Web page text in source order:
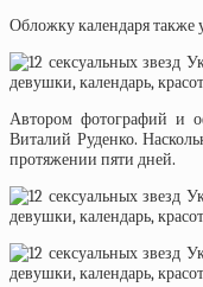
Обложку календаря также
Автором фотографий и
Виталий Руденко.
протяжении пяти дней.